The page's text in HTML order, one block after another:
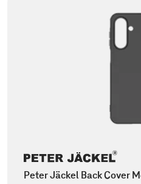
Peter Jäckel Back Cover